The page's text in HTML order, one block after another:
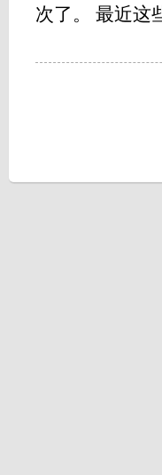
次了。 最近这